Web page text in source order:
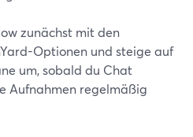
zunächst mit den
Optionen und steige auf
um, sobald du Chat
Aufnahmen regelmäßig